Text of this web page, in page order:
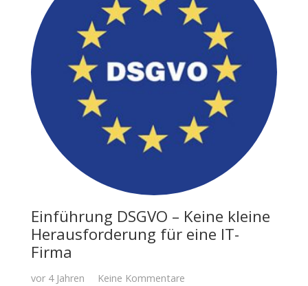
Einführung DSGVO – Keine kleine
Herausforderung für eine IT-
Firma
vor 4 Jahren Keine Kommentare